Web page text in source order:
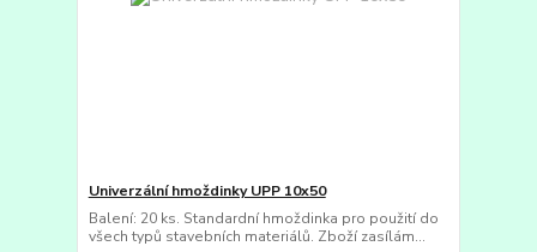
Univerzální hmoždinky UPP 10x50
Balení: 20 ks. Standardní hmoždinka pro použití do
všech typů stavebních materiálů. Zboží zasílám...